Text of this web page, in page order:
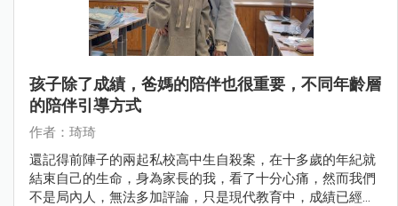
孩子除了成績，爸媽的陪伴也很重要，不同年齡層
的陪伴引導方式
作者：琦琦
還記得前陣子的兩起私校高中生自殺案，在十多歲的年紀就
結束自己的生命，身為家長的我，看了十分心痛，然而我們
不是局內人，無法多加評論，只是現代教育中，成績已經不